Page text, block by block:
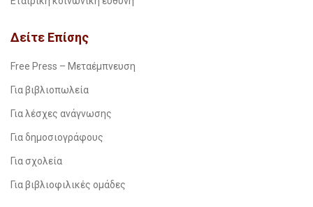
Δείτε Επίσης
Free Press – Μεταέμπνευση
Για βιβλιοπωλεία
Για λέσχες ανάγνωσης
Για δημοσιογράφους
Για σχολεία
Για βιβλιοφιλικές ομάδες